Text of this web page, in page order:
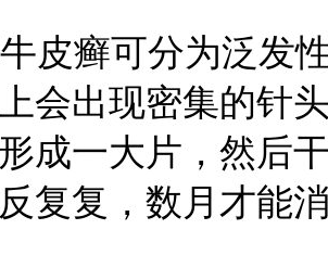
皮癣可分为泛发
会出现密集的针
成一大片，然后
复复，数月才能